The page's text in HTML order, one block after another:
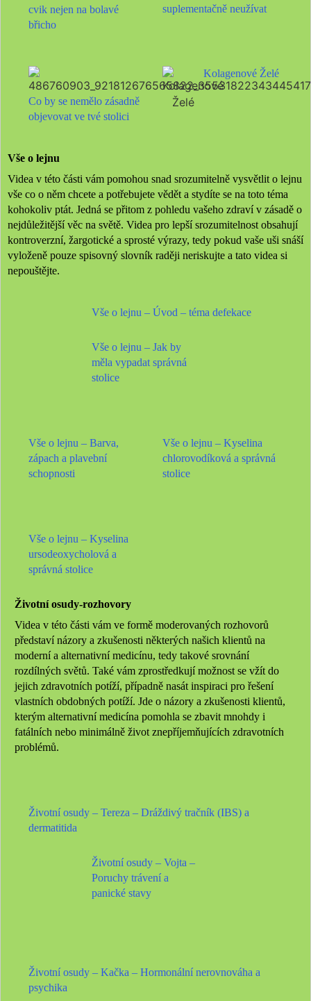
cvik nejen na bolavé
břicho
suplementačně neužívat
Co by se nemělo zásadně
objevovat ve tvé stolici
Kolagenové Želé
Vše o lejnu
Videa v této části vám pomohou snad srozumitelně vysvětlit o lejnu
vše co o něm chcete a potřebujete vědět a stydíte se na toto téma
kohokoliv ptát. Jedná se přitom z pohledu vašeho zdraví v zásadě o
nejdůležitější věc na světě. Videa pro lepší srozumitelnost obsahují
kontroverzní, žargotické a sprosté výrazy, tedy pokud vaše uši snáší
vyloženě pouze spisovný slovník raději neriskujte a tato videa si
nepouštějte.
Vše o lejnu – Úvod – téma defekace
Vše o lejnu – Jak by
měla vypadat správná
stolice
Vše o lejnu – Barva,
zápach a plavební
schopnosti
Vše o lejnu – Kyselina
chlorovodíková a správná
stolice
Vše o lejnu – Kyselina
ursodeoxycholová a
správná stolice
Životní osudy-rozhovory
Videa v této části vám ve formě moderovaných rozhovorů
představí názory a zkušenosti některých našich klientů na
moderní a alternativní medicínu, tedy takové srovnání
rozdílných světů. Také vám zprostředkují možnost se vžít do
jejich zdravotních potíží, případně nasát inspiraci pro řešení
vlastních obdobných potíží. Jde o názory a zkušenosti klientů,
kterým alternativní medicína pomohla se zbavit mnohdy i
fatálních nebo minimálně život znepříjemňujících zdravotních
problémů.
Životní osudy – Tereza – Dráždivý tračník (IBS) a
dermatitida
Životní osudy – Vojta –
Poruchy trávení a
panické stavy
Životní osudy – Kačka – Hormonální nerovnováha a
psychika